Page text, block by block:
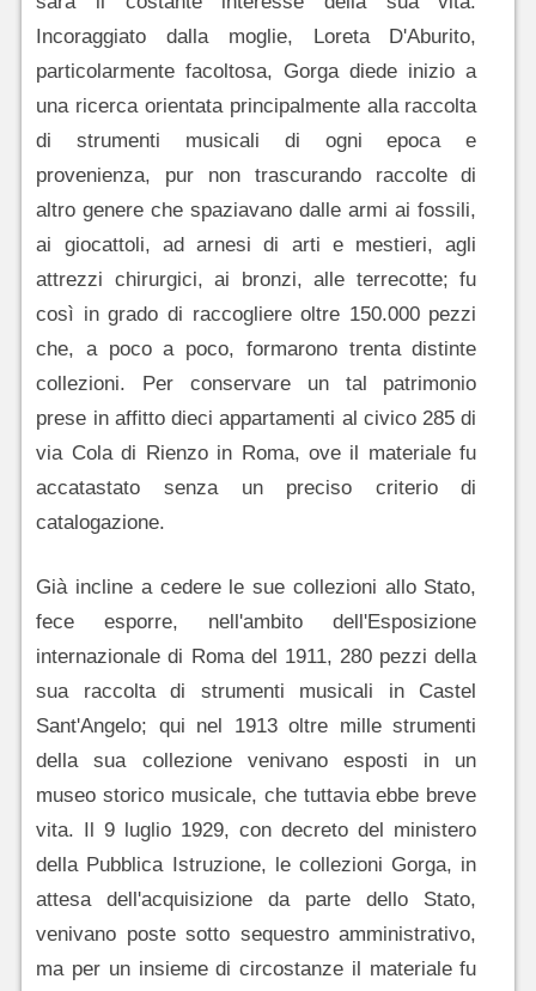
Incoraggiato dalla moglie, Loreta D'Aburito,
particolarmente facoltosa, Gorga diede inizio a
una ricerca orientata principalmente alla raccolta
di strumenti musicali di ogni epoca e
provenienza, pur non trascurando raccolte di
altro genere che spaziavano dalle armi ai fossili,
ai giocattoli, ad arnesi di arti e mestieri, agli
attrezzi chirurgici, ai bronzi, alle terrecotte; fu
così in grado di raccogliere oltre 150.000 pezzi
che, a poco a poco, formarono trenta distinte
collezioni. Per conservare un tal patrimonio
prese in affitto dieci appartamenti al civico 285 di
via Cola di Rienzo in Roma, ove il materiale fu
accatastato senza un preciso criterio di
catalogazione.
Già incline a cedere le sue collezioni allo Stato,
fece esporre, nell'ambito dell'Esposizione
internazionale di Roma del 1911, 280 pezzi della
sua raccolta di strumenti musicali in Castel
Sant'Angelo; qui nel 1913 oltre mille strumenti
della sua collezione venivano esposti in un
museo storico musicale, che tuttavia ebbe breve
vita. Il 9 luglio 1929, con decreto del ministero
della Pubblica Istruzione, le collezioni Gorga, in
attesa dell'acquisizione da parte dello Stato,
venivano poste sotto sequestro amministrativo,
ma per un insieme di circostanze il materiale fu